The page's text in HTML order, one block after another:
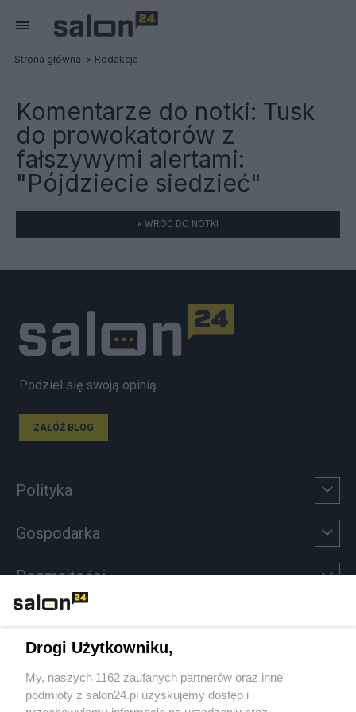
Strona główna Redakcja
Komentarze do notki: Tusk
do prowokatorów z
fałszywymi alertami:
"Pójdziecie siedzieć"
« WRÓĆ DO NOTKI
Podziel się swoją opinią
ZAŁÓŻ BLOG
Polityka
Gospodarka
Rozmaitości
Sport
Społeczeństwo
Drogi Użytkowniku,
My, naszych 1162 zaufanych partnerów oraz inne
podmioty z salon24.pl uzyskujemy dostęp i